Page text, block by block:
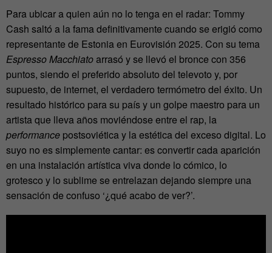
Para ubicar a quien aún no lo tenga en el radar: Tommy
Cash saltó a la fama definitivamente cuando se erigió como
representante de Estonia en Eurovisión 2025. Con su tema
Espresso Macchiatoarrasó y se llevó el bronce con 356
puntos, siendo el preferido absoluto del televoto y, por
supuesto, de internet, el verdadero termómetro del éxito. Un
resultado histórico para su país y un golpe maestro para un
artista que lleva años moviéndose entre el rap, la
performance postsoviética y la estética del exceso digital. Lo
suyo no es simplemente cantar: es convertir cada aparición
en una instalación artística viva donde lo cómico, lo
grotesco y lo sublime se entrelazan dejando siempre una
sensación de confuso ‘¿qué acabo de ver?’.